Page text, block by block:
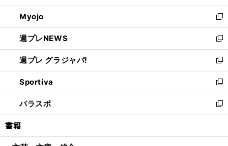
開
く
ウ
で
開
く
ン
ド
ウ
で
開
く
ウ
ィ
ン
ド
ウ
で
開
く
Myojo
新
し
い
ウ
ィ
ン
ド
ウ
で
開
週プレNEWS
新
し
い
ウ
ィ
ン
ド
ウ
開
週プレ グラジャパ!
新
し
い
ウ
ィ
ン
ウ
Sportiva
新
し
い
ウ
ン
パラスポ
新
し
ウ
書籍